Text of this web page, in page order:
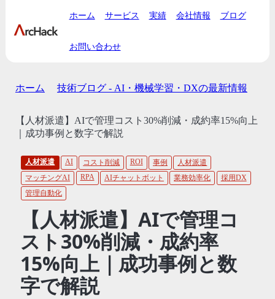
ホーム サービス 実績 会社情報 ブログ
お問い合わせ
ホーム 技術ブログ - AI・機械学習・DXの最新情報
【人材派遣】AIで管理コスト30%削減・成約率15%向上
｜成功事例と数字で解説
人材派遣 AI コスト削減 ROI 事例
人材派遣
マッチングAI
RPA AIチャットボット 業務効率化
採用DX
管理自動化
【人材派遣】AIで管理コ
スト30%削減・成約率
15%向上｜成功事例と数
字で解説